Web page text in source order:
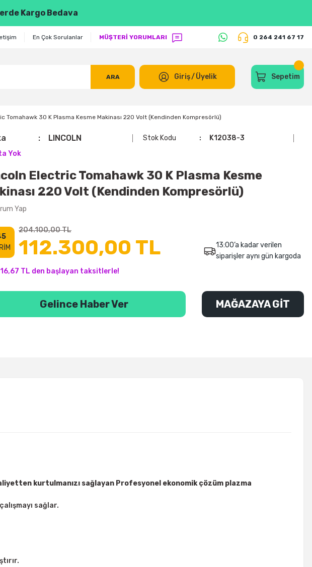
Kargo Bedava
En Çok Sorulanlar MÜŞTERİ YORUMLARI 0 264 241 67 17
ARA Giriş/Üyelik Sepetim
Tomahawk 30 K Plasma Kesme Makinası 220 Volt (Kendinden Kompresörlü)
LINCOLN Stok Kodu
K12038-3
Yok
Electric Tomahawk 30 K Plasma Kesme
220 Volt (Kendinden Kompresörlü)
Yap
204.100,00 TL
112.300,00 TL
TL den başlayan taksitlerle!
13:00’a kadar verilen
siparişler aynı gün kargoda
Gelince Haber Ver MAĞAZAYA GİT
kurtulmanızı sağlayan Profesyonel ekonomik çözüm plazma
sağlar.